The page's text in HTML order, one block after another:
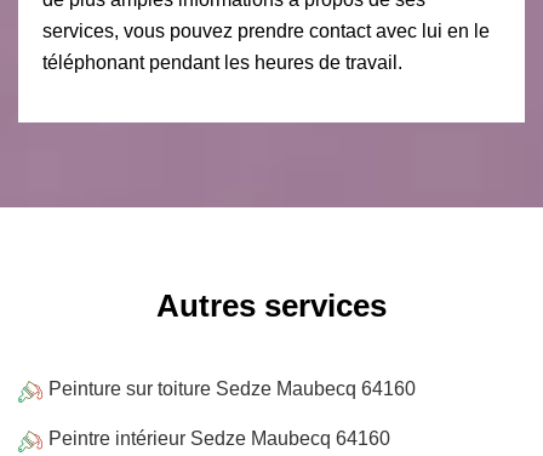
services, vous pouvez prendre contact avec lui en le
téléphonant pendant les heures de travail.
Autres services
Peinture sur toiture Sedze Maubecq 64160
Peintre intérieur Sedze Maubecq 64160